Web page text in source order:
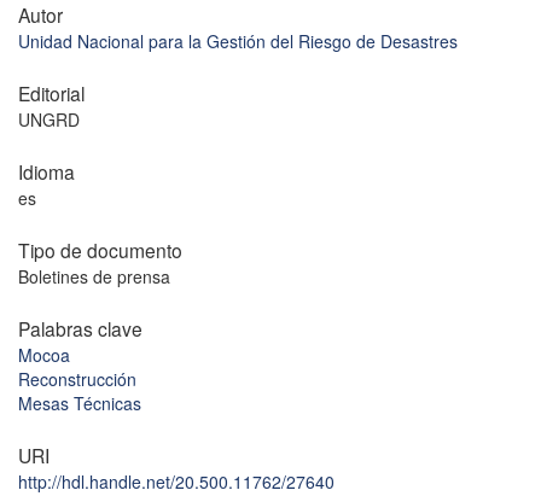
Autor
Unidad Nacional para la Gestión del Riesgo de Desastres
Editorial
UNGRD
Idioma
es
Tipo de documento
Boletines de prensa
Palabras clave
Mocoa
Reconstrucción
Mesas Técnicas
URI
http://hdl.handle.net/20.500.11762/27640